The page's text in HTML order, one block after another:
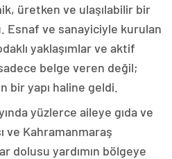
üretken ve ulaşılabilir bir
Esnaf ve sanayiciyle kurulan
yaklaşımlar ve aktif
belge veren değil;
yapı haline geldi.
yüzlerce aileye gıda ve
ve Kahramanmaraş
dolusu yardımın bölgeye